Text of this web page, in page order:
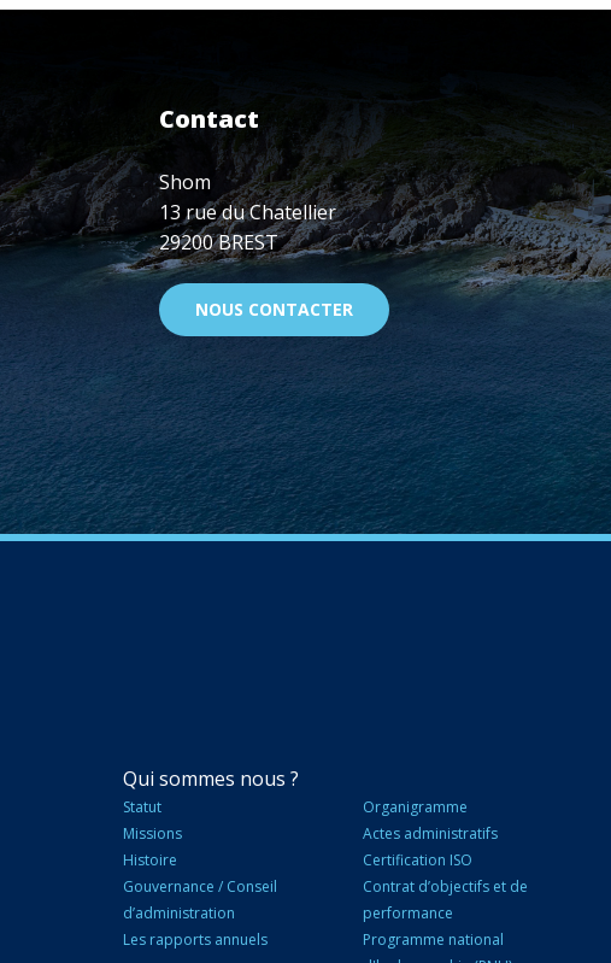
DRONE
DE
SURFACE
HYDROGRAPHIQUE
DANS
LE
CADRE
D'UN
PROGRAMME
D'ARMEMENT
LA
DGA
Contact
Shom
13 rue du Chatellier
29200 BREST
NOUS CONTACTER
NAVIGATION
PRINCIPALE
Qui sommes nous ?
Statut
Missions
Histoire
Gouvernance / Conseil
d’administration
Les rapports annuels
Organigramme
Actes administratifs
Certification ISO
Contrat d’objectifs et de
performance
Programme national